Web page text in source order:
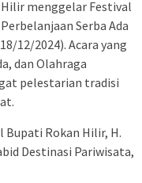
menggelar Festival
Serba Ada
12/2024). Acara yang
dan Olahraga
pelestarian tradisi
Bupati Rokan Hilir, H.
Destinasi Pariwisata,